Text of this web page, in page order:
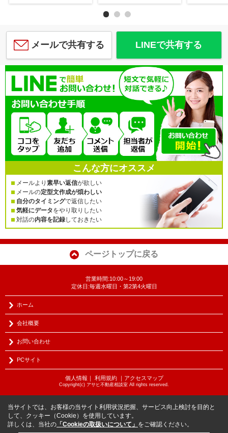
メールで共有する LINEで共有する
こんな方にオススメ
メールより 素早い返信が欲しい
メールの定型文作成が煩わしい
自分のタイミングで返信したい
気軽にデータをやり取りしたい
対話の内容を記録しておきたい
ページトップに戻る
営業時間:10:00～19:00
定休日:毎週水曜日・第2第4火曜日
ホーム
会社概要
お問い合わせ
PCサイト
個人情報 ｜ 利用規約｜ アクセスマップ
Copyright(c) アサヒ不動産相談室 All rights reserved.
当サイトでは、お客様の当サイト利用状況把握、サービス向上検討を目的と
して、クッキー（Cookie）を使用しています。
詳しくは、当社の 「Cookieの取扱いについて」 をご確認ください。